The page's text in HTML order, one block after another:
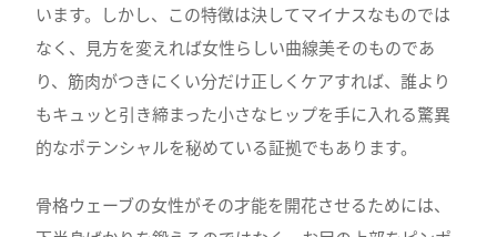
います。しかし、この特徴は決してマイナスなものでは
なく、見方を変えれば女性らしい曲線美そのものであ
り、筋肉がつきにくい分だけ正しくケアすれば、誰より
もキュッと引き締まった小さなヒップを手に入れる驚異
的なポテンシャルを秘めている証拠でもあります。
骨格ウェーブの女性がその才能を開花させるためには、